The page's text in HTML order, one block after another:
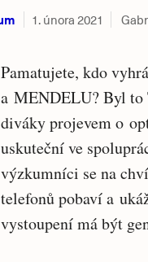
1. února 2021
Pamatujete, kdo
a MENDELU? Byl to
diváky projevem o
uskuteční ve
výzkumníci se na
telefonů pobaví a
vystoupení má být